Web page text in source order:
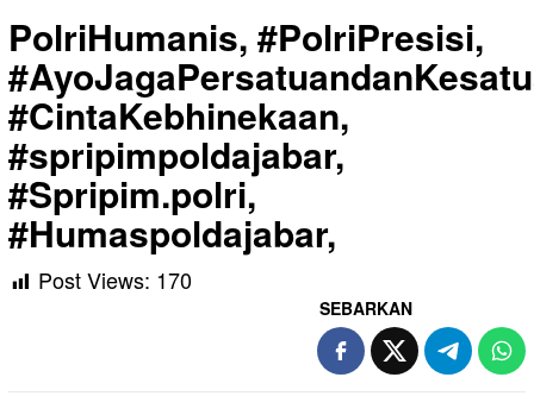
PolriHumanis, #PolriPresisi,
#CintaKebhinekaan,
#spripimpoldajabar,
#Spripim.polri,
#Humaspoldajabar,
Post Views: 170
SEBARKAN